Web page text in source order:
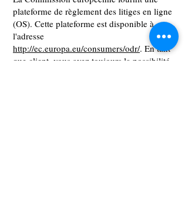
plateforme de règlement des litiges en ligne
(OS). Cette plateforme est disponible à
l'adresse
http://ec.europa.eu/consumers/odr/. En tant
que client, vous avez toujours la possibilité